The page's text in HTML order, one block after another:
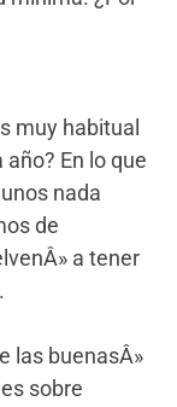
muy habitual
En lo que
nada
de
a tener
las buenasÂ»
sobre